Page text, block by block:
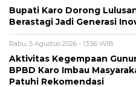
Bupati Karo Dorong
Berastagi Jadi Generasi
Rabu, 5 Agustus 2026 - 13:56 WIB
Aktivitas Kegempaan
BPBD Karo Imbau
Patuhi Rekomendasi